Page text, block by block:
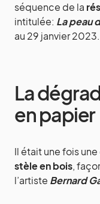
séquence de la
intitulée: La peau
au 29 janvier 2023.
La
en papier
Il était une fois
stèle en bois,
l’artiste Bernard